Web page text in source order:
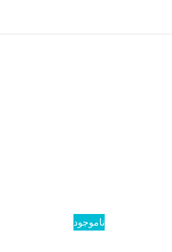
ناموجود